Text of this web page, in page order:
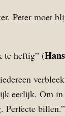
Peter moet
te heftig” (
eerlijk. Om
Perfecte